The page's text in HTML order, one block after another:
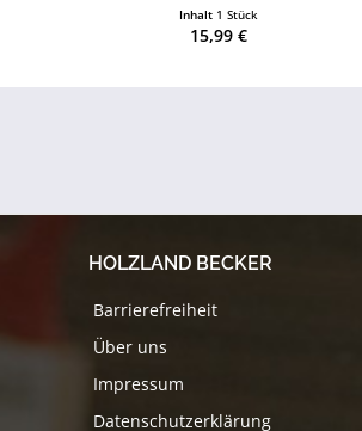
Inhalt 1 Stück
15,99 €
HOLZLAND BECKER
Barrierefreiheit
Über uns
Impressum
Datenschutzerklärung